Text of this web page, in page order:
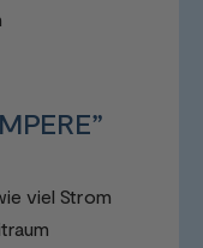
viel Strom